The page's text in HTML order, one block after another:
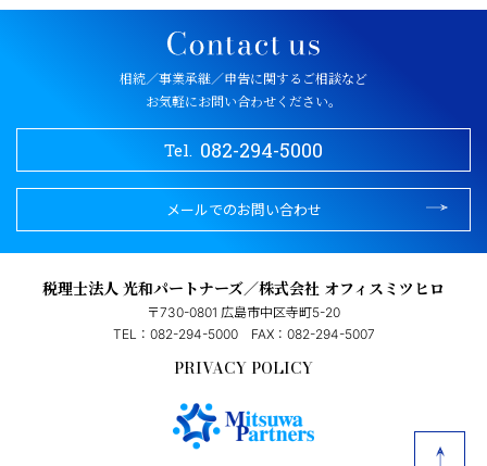
相続／事業承継／申告に関するご相談など
お気軽にお問い合わせください。
Tel. 082-294-5000
メールでのお問い合わせ
税理士法人 光和パートナーズ／株式会社 オフィスミツヒロ
〒730-0801 広島市中区寺町5-20
TEL：082-294-5000
FAX：082-294-5007
PRIVACY POLICY